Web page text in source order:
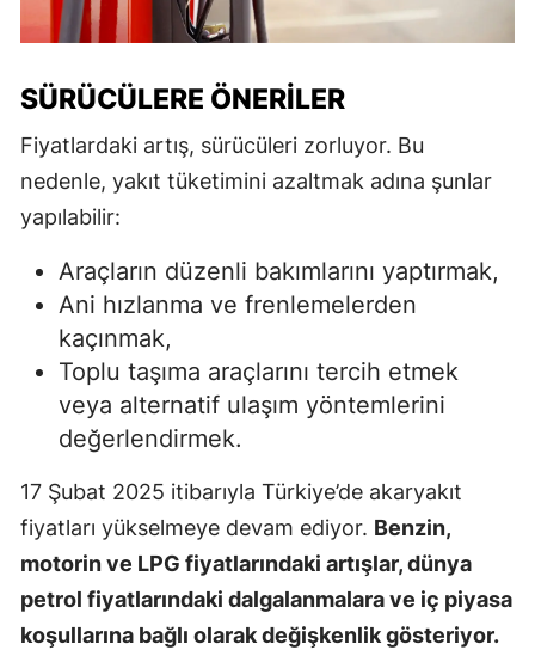
SÜRÜCÜLERE ÖNERILER
Fiyatlardaki artış, sürücüleri zorluyor. Bu
nedenle, yakıt tüketimini azaltmak adına şunlar
yapılabilir:
Araçların düzenli bakımlarını yaptırmak,
Ani hızlanma ve frenlemelerden
kaçınmak,
Toplu taşıma araçlarını tercih etmek
veya alternatif ulaşım yöntemlerini
değerlendirmek.
17 Şubat 2025 itibarıyla Türkiye’de akaryakıt
fiyatları yükselmeye devam ediyor. Benzin,
motorin ve LPG fiyatlarındaki artışlar, dünya
petrol fiyatlarındaki dalgalanmalara ve iç piyasa
koşullarına bağlı olarak değişkenlik gösteriyor.